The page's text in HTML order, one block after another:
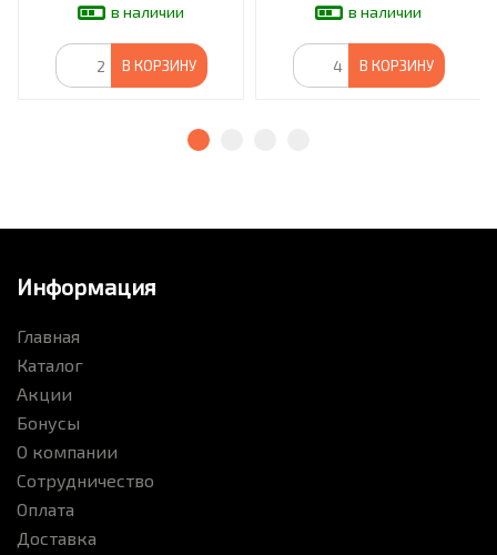
в наличии
В КОРЗИНУ
в наличии
В КОРЗИНУ
Информация
Главная
Каталог
Акции
Бонусы
О компании
Сотрудничество
Оплата
Доставка